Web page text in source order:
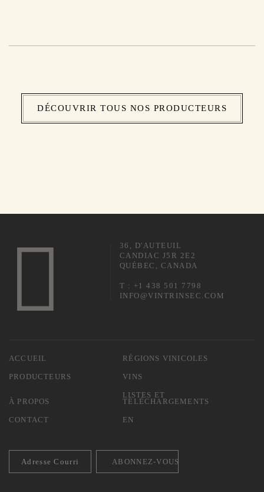
DÉCOUVRIR TOUS NOS PRODUCTEURS
36, D'AUTEUIL
CANDIAC J5R 2E2
QUÉBEC, CANADA
T : +1 438 501 7798
INFO@VINTRINSEC.COM
ACCUEIL RÉGIONS VINICOLES
PRODUCTEURS VINS
À PROPOS
LISTES ET
TÉLÉCHARGEMENTS
CONTACT EN